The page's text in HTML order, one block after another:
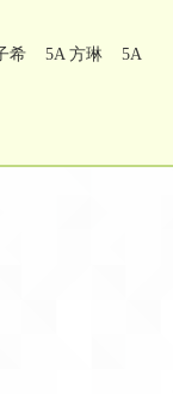
子希 5A 方琳 5A